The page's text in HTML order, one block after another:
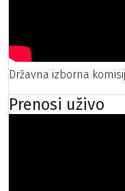
Državna izborna
Prenosi uživo